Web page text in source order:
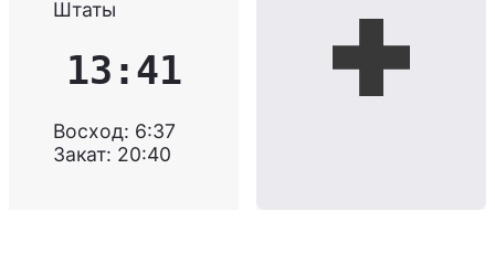
Штаты
13:41
Восход: 6:37
Закат: 20:40